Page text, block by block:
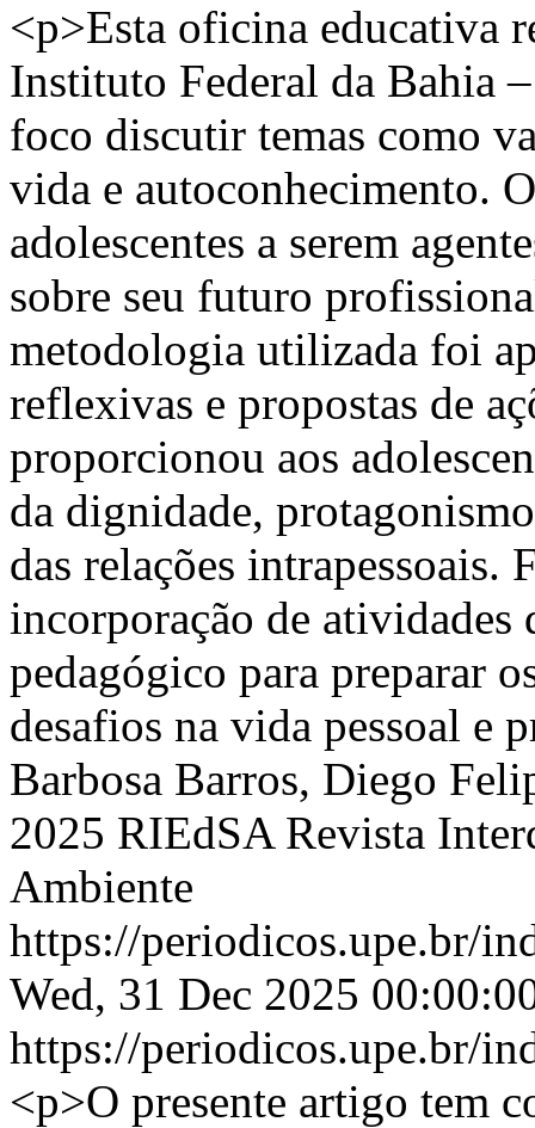
<p>Esta oficina educativa
Instituto Federal da Bahia
foco discutir temas como
vida e autoconhecimento.
adolescentes a serem
sobre seu futuro
metodologia utilizada foi
reflexivas e propostas de
proporcionou aos
da dignidade,
das relações
incorporação de atividades
pedagógico para preparar
desafios na vida pessoal e
Barbosa Barros, Diego
2025 RIEdSA Revista
Ambiente
https://periodicos.upe.br/
Wed, 31 Dec 2025
https://periodicos.upe.br/
<p>O presente artigo tem